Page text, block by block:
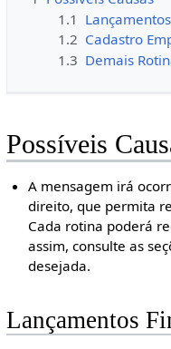
1.1
1.2 Cadastro
1.3 Demais
Possíveis
A mensagem irá
direito, que permita
Cada rotina poderá
assim, consulte as
desejada.
Lançamentos